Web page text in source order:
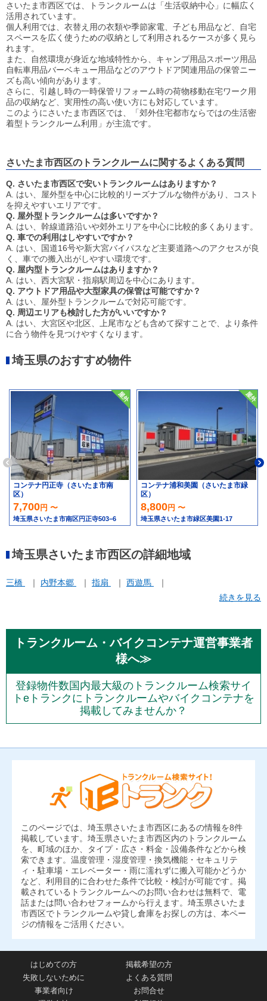
さいたま市西区では、トランクルームは「生活収納中心」に幅広く
活用されています。
個人利用では、衣替え用の衣類や季節家電、子ども用品など、自宅
スペースを広く使うための収納として利用されるケースが多く見ら
れます。
また、自然環境が身近な地域特性から、キャンプ用品スポーツ用品
自転車用品バーベキュー用品などのアウトドア関連用品の保管ニー
ズも高い傾向があります。
さらに、引越し時の一時保管リフォーム時の荷物移動在宅ワーク用
品の収納など、実用性の高い使い方にも対応しています。
このようにさいたま市西区では、「郊外住宅都市ならではの生活密
着型トランクルーム利用」が主流です。
さいたま市西区のトランクルームに関するよくある質問
Q. さいたま市西区で安いトランクルームはありますか？
A. はい、屋外型を中心に比較的リーズナブルな物件があり、コスト
を抑えやすいエリアです。
Q. 屋外型トランクルームは多いですか？
A. はい、幹線道路沿いや郊外エリアを中心に比較的多くあります。
Q. 車での利用はしやすいですか？
A. はい、国道16号や新大宮バイパスなど主要道路へのアクセスが良
く、車での搬入出がしやすい環境です。
Q. 屋内型トランクルームはありますか？
A. はい、西大宮駅・指扇駅周辺を中心にあります。
Q. アウトドア用品や大型家具の保管は可能ですか？
A. はい、屋外型トランクルームで対応可能です。
Q. 周辺エリアも検討した方がいいですか？
A. はい、大宮区や北区、上尾市なども含めて探すことで、より条件
に合う物件を見つけやすくなります。
埼玉県のおすすめ物件
コンテナ円正寺（さいたま市南
区）
7,700円 〜
埼玉県さいたま市南区円正寺503−6
コンテナ浦和美園（さいたま市緑
区）
8,800円 〜
埼玉県さいたま市緑区美園1-17
埼玉県さいたま市西区の詳細地域
三橋 内野本郷 指扇
西遊馬
続きを見る
トランクルーム・バイクコンテナ運営事業者
様へ≫
登録物件数国内最大級のトランクルーム検索サイ
トeトランクにトランクルームやバイクコンテナを
掲載してみませんか？
このページでは、埼玉県さいたま市西区にあるの情報を8件
掲載しています。埼玉県さいたま市西区内のトランクルーム
を、町域のほか、タイプ・広さ・料金・設備条件などから検
索できます。温度管理・湿度管理・換気機能・セキュリテ
ィ・駐車場・エレベーター・雨に濡れずに搬入可能かどうか
など、利用目的に合わせた条件で比較・検討が可能です。掲
載されているトランクルームへのお問い合わせは無料で、電
話または問い合わせフォームから行えます。埼玉県さいたま
市西区でトランクルームや貸し倉庫をお探しの方は、本ペー
ジの情報をご活用ください。
はじめての方
掲載希望の方
失敗しないために
よくある質問
事業者向け
お問合せ